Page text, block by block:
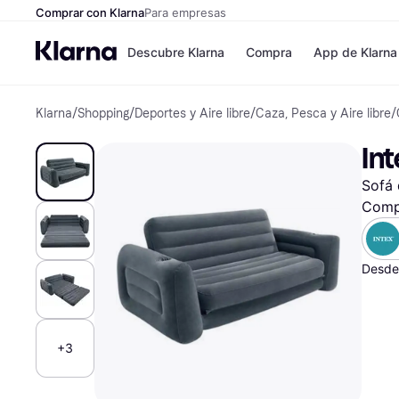
Comprar con KlarnaPara empresas
Descubre Klarna
Formas de
Paga ahora
Paga en 3 plazos
Paga en 30 días
Financiación
Klarna en Apple
Compra
Tiendas
Zalando
JD Sports
Directorio de
App de Klarna
Klarna/Shopping/Deportes y Aire libre/Caza, Pesca y Aire libre/
+3
Sofá